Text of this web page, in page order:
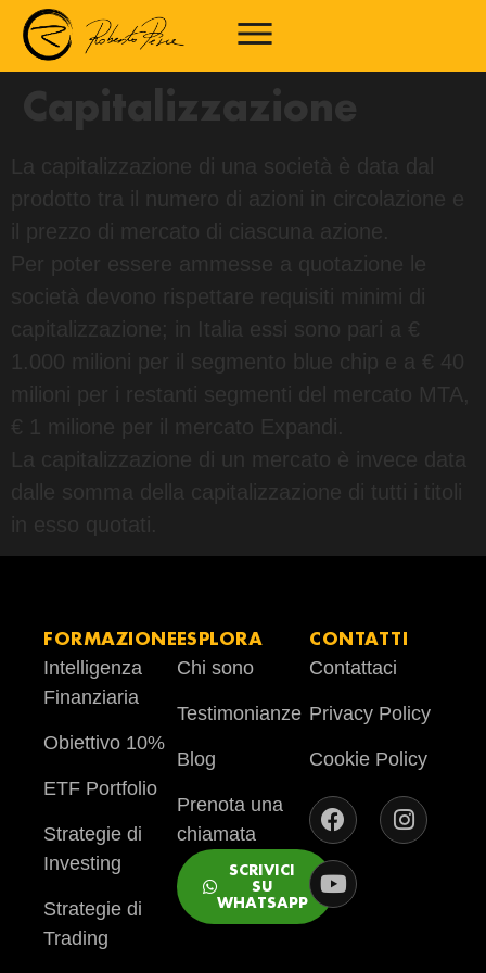
Capitalizzazione
La capitalizzazione di una società è data dal
prodotto tra il numero di azioni in circolazione e
il prezzo di mercato di ciascuna azione.
Per poter essere ammesse a quotazione le
società devono rispettare requisiti minimi di
capitalizzazione; in Italia essi sono pari a €
1.000 milioni per il segmento blue chip e a € 40
milioni per i restanti segmenti del mercato MTA,
€ 1 milione per il mercato Expandi.
La capitalizzazione di un mercato è invece data
dalle somma della capitalizzazione di tutti i titoli
in esso quotati.
FORMAZIONE
Intelligenza
Finanziaria
Obiettivo 10%
ETF Portfolio
Strategie di
Investing
Strategie di
Trading
ESPLORA
Chi sono
Testimonianze
Blog
Prenota una
chiamata
SCRIVICI
SU
WHATSAPP
CONTATTI
Contattaci
Privacy Policy
Cookie Policy